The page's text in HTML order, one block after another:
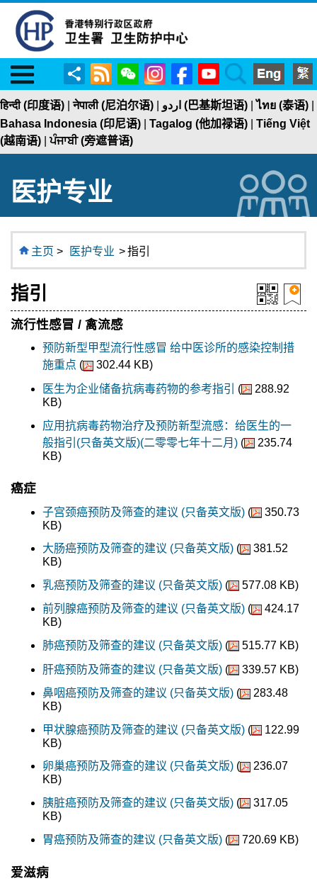
Menu
分
享
RSS WeChatInstagramFacebookYouTubeSearch
हिन्दी (印度语) |नेपाली (尼泊尔语) اردو (巴基斯坦语) |ไทย (泰语)
Bahasa Indonesia (印尼语)
Tagalog (他加禄语)
Tiếng Việt
(越南语) |ਪੰਜਾਬੀ (旁遮普语)
医护专业
主页 > 医护专业 >指引
指引
流行性感冒 / 禽流感
预防新型甲型流行性感冒 给中医诊所的感染控制措
施重点 (
302.44 KB)
医生为企业储备抗病毒药物的参考指引
(
288.92
KB)
应用抗病毒药物治疗及预防新型流感：给医生的一
般指引(只备英文版)(二零零七年十二月)(
235.74
KB)
癌症
子宫颈癌预防及筛查的建议 (只备英文版)(
350.73
KB)
大肠癌预防及筛查的建议 (只备英文版)(
381.52
KB)
乳癌预防及筛查的建议 (只备英文版)(
577.08 KB)
前列腺癌预防及筛查的建议 (只备英文版)(
424.17
KB)
肺癌预防及筛查的建议 (只备英文版)(
515.77 KB)
肝癌预防及筛查的建议 (只备英文版)(
339.57 KB)
鼻咽癌预防及筛查的建议 (只备英文版)(
283.48
KB)
甲状腺癌预防及筛查的建议 (只备英文版)(
122.99
KB)
卵巢癌预防及筛查的建议 (只备英文版)(
236.07
KB)
胰脏癌预防及筛查的建议 (只备英文版)(
317.05
KB)
胃癌预防及筛查的建议 (只备英文版)( 720.69 KB)
爱滋病